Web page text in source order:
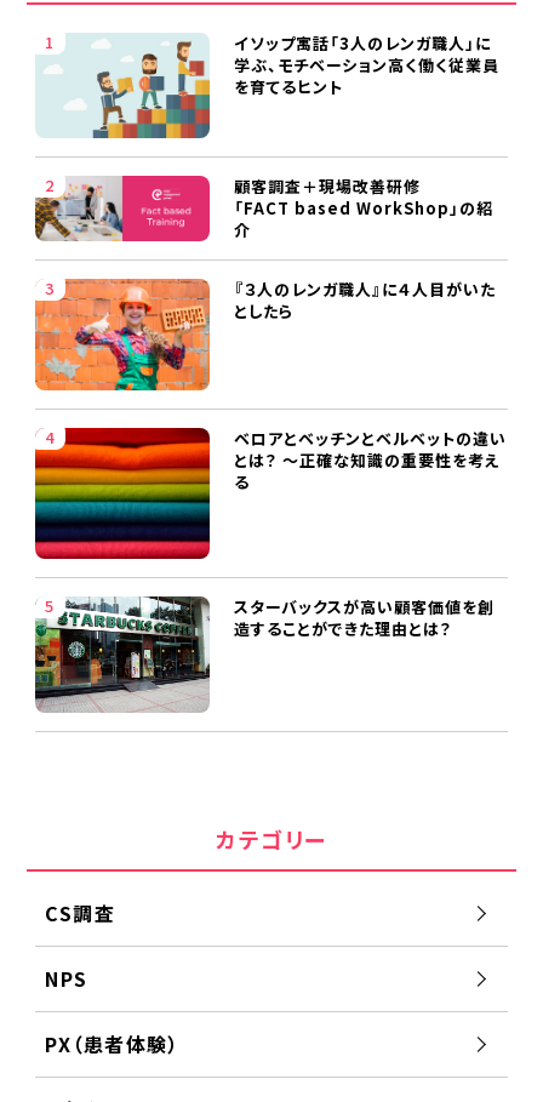
イソップ寓話「3人のレンガ職人」に
学ぶ、モチベーション高く働く従業員
を育てるヒント
顧客調査＋現場改善研修
「FACT based WorkShop」の紹
介
『３人のレンガ職人』に４人目がいた
としたら
ベロアとベッチンとベルベットの違い
とは？ ～正確な知識の重要性を考え
る
スターバックスが高い顧客価値を創
造することができた理由とは？
カテゴリー
CS調査
NPS
PX（患者体験）